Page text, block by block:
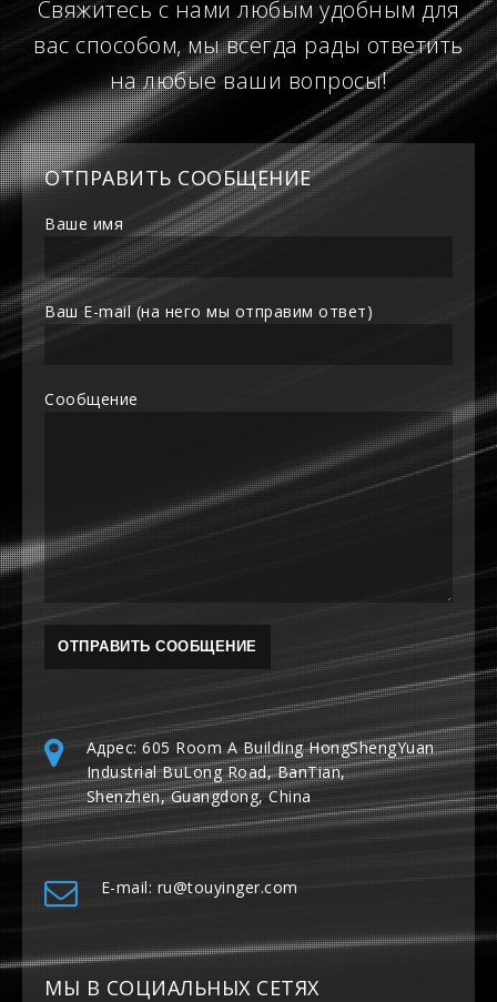
Свяжитесь с нами любым удобным для
вас способом, мы всегда рады ответить
на любые ваши вопросы!
ОТПРАВИТЬ СООБЩЕНИЕ
Ваше имя
Ваш E-mail (на него мы отправим ответ)
Сообщение
Адрес: 605 Room A Building HongShengYuan
Industrial BuLong Road, BanTian,
Shenzhen, Guangdong, China
E-mail: ru@touyinger.com
МЫ В СОЦИАЛЬНЫХ СЕТЯХ